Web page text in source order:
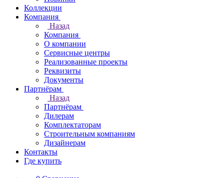
Коллекции
Компания
Назад
Компания
О компании
Сервисные центры
Реализованные проекты
Реквизиты
Документы
Партнёрам
Назад
Партнёрам
Дилерам
Комплектаторам
Строительным компаниям
Дизайнерам
Контакты
Где купить